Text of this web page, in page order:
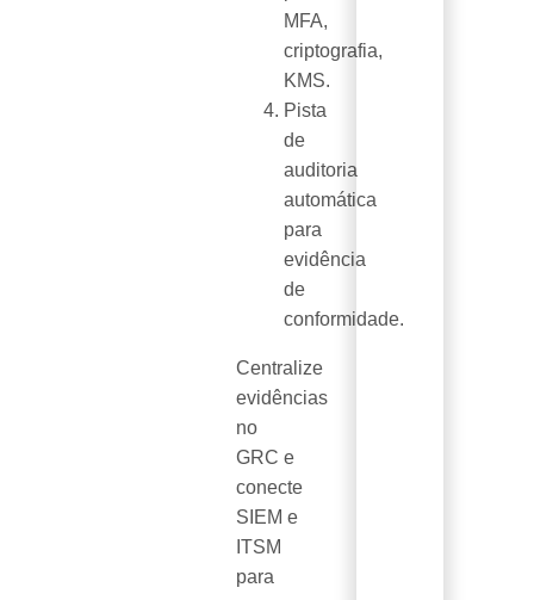
MFA,
criptografia,
KMS.
Pista
de
auditoria
automática
para
evidência
de
conformidade.
Centralize
evidências
no
GRC e
conecte
SIEM e
ITSM
para